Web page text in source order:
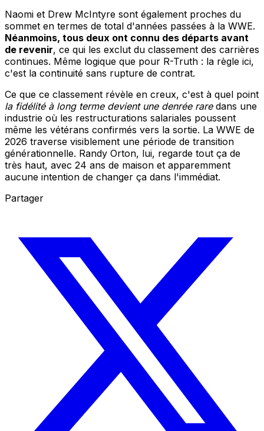
Naomi et Drew McIntyre sont également proches du
sommet en termes de total d'années passées à la WWE.
Néanmoins, tous deux ont connu des départs avant
de revenir, ce qui les exclut du classement des carrières
continues. Même logique que pour R-Truth : la règle ici,
c'est la continuité sans rupture de contrat.
Ce que ce classement révèle en creux, c'est à quel point
la fidélité à long terme devient une denrée raredans une
industrie où les restructurations salariales poussent
même les vétérans confirmés vers la sortie. La WWE de
2026 traverse visiblement une période de transition
générationnelle. Randy Orton, lui, regarde tout ça de
très haut, avec 24 ans de maison et apparemment
aucune intention de changer ça dans l'immédiat.
Partager